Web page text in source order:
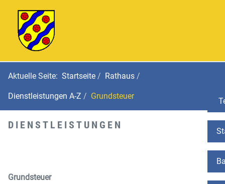
Aktuelle Seite: Startseite Rathaus
Dienstleistungen A-Z Grundsteuer
DIENSTLEISTUNGEN
Grundsteuer